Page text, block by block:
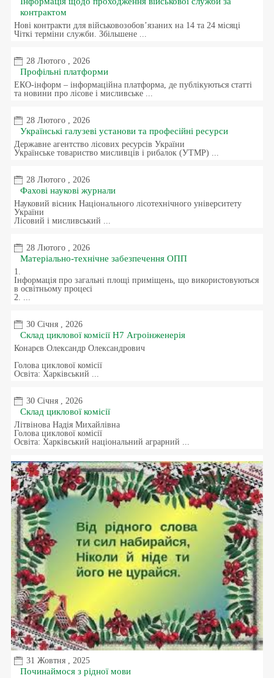
контрактом
Нові контракти для військовозобовʼязаних на 14 та 24 місяці
Чіткі терміни служби. Збільшене ...
28 Лютого , 2026
Профільні платформи
ЕКО-інформ – інформаційна платформа, де публікуються статті
та новини про лісове і мисливське ...
28 Лютого , 2026
Українські галузеві установи та професійні ресурси
Державне агентство лісових ресурсів України
Українське товариство мисливців і рибалок (УТМР) ...
28 Лютого , 2026
Фахові наукові журнали
Науковий вісник Національного лісотехнічного університету
України
Лісовий і мисливський ...
28 Лютого , 2026
Матеріально-технічне забезпечення ОПП
1.
Інформація про загальні площі приміщень, що використовуються
в освітньому процесі
2. ...
30 Січня , 2026
Склад циклової комісії H7 Агроінженерія
Конарєв Олександр Олександрович
Голова циклової комісії
Освіта: Харківський ...
30 Січня , 2026
Склад циклової комісії
Літвінова Надія Михайлівна
Голова циклової комісії
Освіта: Харківський національний аграрний ...
31 Жовтня , 2025
Починаймося з рідної мови